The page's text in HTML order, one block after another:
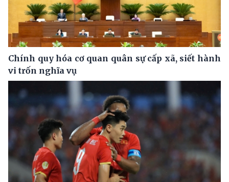
Chính quy hóa cơ quan quân sự cấp xã, siết hành
vi trốn nghĩa vụ